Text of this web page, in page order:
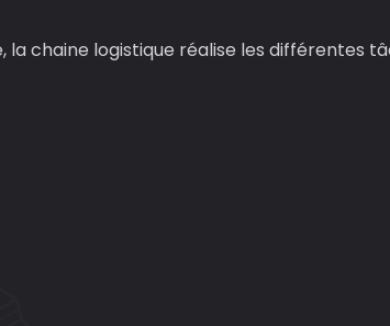
chaine logistique réalise les différentes